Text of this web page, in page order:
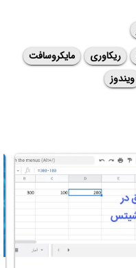
ریکاوری
مایکروسافت
ویندوز